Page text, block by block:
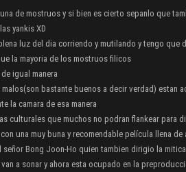
de mostruos y si bien es cierto sepanlo que
yankis XD
luz del dia corriendo y mutilando y tengo que
la mayoria de los mostruos filicos
igual manera
bastante buenos a decir verdad) estan
la camara de esa manera
culturales que muchos no podran flankear para
una muy buna y recomendable película llena
señor Bong Joon-Ho quien tambien dirigio la
a sonar y ahora esta ocupado en la